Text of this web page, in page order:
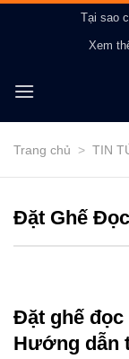
Tại sao
Xem
Trang chủ > TIN
Đặt Ghế
Đặt ghế
Hướng dẫn